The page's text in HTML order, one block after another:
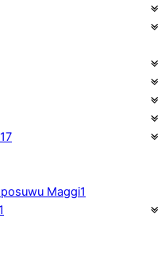
17
Maggi1